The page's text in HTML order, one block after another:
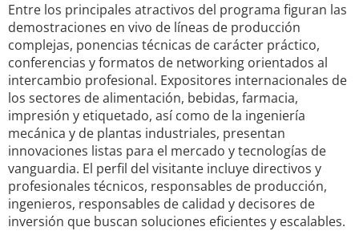
Entre los principales atractivos del programa figuran las
demostraciones en vivo de líneas de producción
complejas, ponencias técnicas de carácter práctico,
conferencias y formatos de networking orientados al
intercambio profesional. Expositores internacionales de
los sectores de alimentación, bebidas, farmacia,
impresión y etiquetado, así como de la ingeniería
mecánica y de plantas industriales, presentan
innovaciones listas para el mercado y tecnologías de
vanguardia. El perfil del visitante incluye directivos y
profesionales técnicos, responsables de producción,
ingenieros, responsables de calidad y decisores de
inversión que buscan soluciones eficientes y escalables.